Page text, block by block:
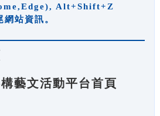
Alt+Shift+Z
站資訊。
藝文活動平台首頁